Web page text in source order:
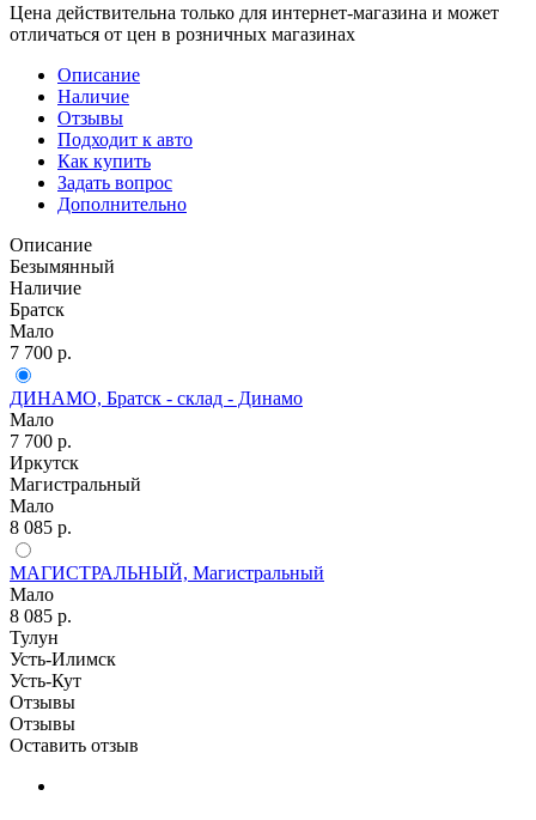
Цена действительна только для интернет-магазина и может
отличаться от цен в розничных магазинах
Описание
Наличие
Отзывы
Подходит к авто
Как купить
Задать вопрос
Дополнительно
Описание
Безымянный
Наличие
Братск
Мало
7 700 р.
ДИНАМО, Братск - склад - Динамо
Мало
7 700 р.
Иркутск
Магистральный
Мало
8 085 р.
МАГИСТРАЛЬНЫЙ, Магистральный
Мало
8 085 р.
Тулун
Усть-Илимск
Усть-Кут
Отзывы
Отзывы
Оставить отзыв